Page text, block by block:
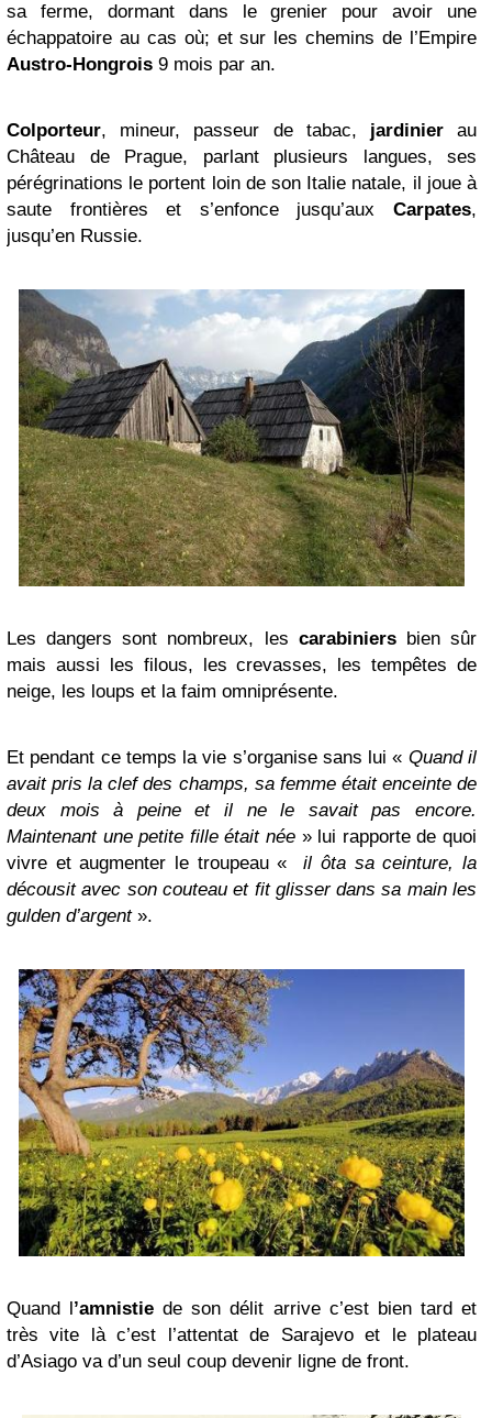
sa ferme, dormant dans le grenier pour avoir une
échappatoire au cas où; et sur les chemins de l’Empire
Austro-Hongrois 9 mois par an.
Colporteur, mineur, passeur de tabac, jardinier
au
Château de Prague, parlant plusieurs langues, ses
pérégrinations le portent loin de son Italie natale, il joue à
saute frontières et s’enfonce jusqu’aux Carpates,
jusqu’en Russie.
Les dangers sont nombreux, les carabiniers bien sûr
mais aussi les filous, les crevasses, les tempêtes de
neige, les loups et la faim omniprésente.
Et pendant ce temps la vie s’organise sans lui « Quand il
avait pris la clef des champs, sa femme était enceinte de
deux mois à peine et il ne le savait pas encore.
Maintenant une petite fille était née » lui rapporte de quoi
vivre et augmenter le troupeau «
il ôta sa ceinture, la
décousit avec son couteau et fit glisser dans sa main les
gulden d’argent».
Quand l’amnistie de son délit arrive c’est bien tard et
très vite là c’est l’attentat de Sarajevo et le plateau
d’Asiago va d’un seul coup devenir ligne de front.